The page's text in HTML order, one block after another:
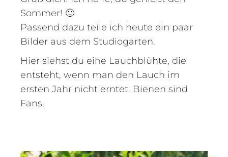
Sommer! 🙂
Passend dazu teile ich heute ein paar
Bilder aus dem Studiogarten.
Hier siehst du eine Lauchblühte, die
entsteht, wenn man den Lauch im
ersten Jahr nicht erntet. Bienen sind
Fans: